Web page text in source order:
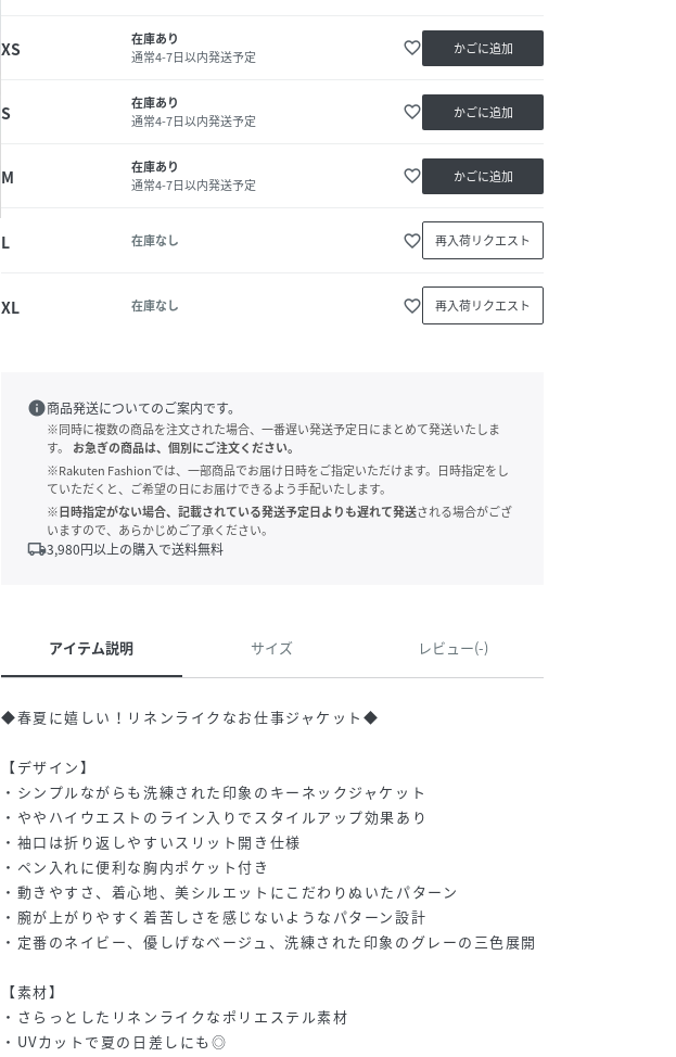
XS
在庫あり
通常4-7日以内発送予定
favorite_border かごに追加
S
在庫あり
通常4-7日以内発送予定
favorite_border かごに追加
M
在庫あり
通常4-7日以内発送予定
favorite_border かごに追加
L 在庫なし favorite_border 再入荷リクエスト
XL 在庫なし favorite_border 再入荷リクエスト
info商品発送についてのご案内です。
※同時に複数の商品を注文された場合、一番遅い発送予定日にまとめて発送いたしま
す。
お急ぎの商品は、個別にご注文ください。
※Rakuten Fashionでは、一部商品でお届け日時をご指定いただけます。日時指定をし
ていただくと、ご希望の日にお届けできるよう手配いたします。
※日時指定がない場合、記載されている発送予定日よりも遅れて発送される場合がござ
いますので、あらかじめご了承ください。
local_shipping3,980円以上の購入で送料無料
アイテム説明 サイズ レビュー(-)
◆春夏に嬉しい！リネンライクなお仕事ジャケット◆
【デザイン】
・シンプルながらも洗練された印象のキーネックジャケット
・ややハイウエストのライン入りでスタイルアップ効果あり
・袖口は折り返しやすいスリット開き仕様
・ペン入れに便利な胸内ポケット付き
・動きやすさ、着心地、美シルエットにこだわりぬいたパターン
・腕が上がりやすく着苦しさを感じないようなパターン設計
・定番のネイビー、優しげなベージュ、洗練された印象のグレーの三色展開
【素材】
・さらっとしたリネンライクなポリエステル素材
・UVカットで夏の日差しにも◎